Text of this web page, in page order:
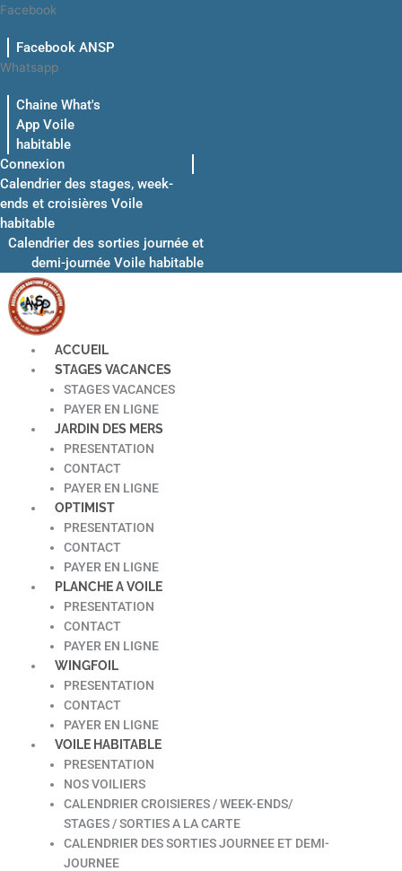
Aller
contenu
Facebook
Facebook ANSP
Whatsapp
Chaine What's
App Voile
habitable
Connexion
Calendrier des stages, week-
ends et croisières Voile
habitable
Calendrier des sorties journée et
demi-journée Voile habitable
ACCUEIL
STAGES VACANCES
STAGES VACANCES
PAYER EN LIGNE
JARDIN DES MERS
PRESENTATION
CONTACT
PAYER EN LIGNE
OPTIMIST
PRESENTATION
CONTACT
PAYER EN LIGNE
PLANCHE A VOILE
PRESENTATION
CONTACT
PAYER EN LIGNE
WINGFOIL
PRESENTATION
CONTACT
PAYER EN LIGNE
VOILE HABITABLE
PRESENTATION
NOS VOILIERS
CALENDRIER CROISIERES / WEEK-ENDS/
STAGES / SORTIES A LA CARTE
CALENDRIER DES SORTIES JOURNEE ET DEMI-
JOURNEE